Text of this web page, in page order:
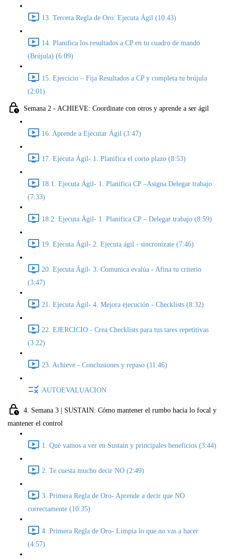
13. Tercera Regla de Oro: Ejecuta Ágil (10:43)
14. Planifica los resultados a CP en tu cuadro de mando
(Brújula) (6:09)
15. Ejercicio – Fija Resultados a CP y completa tu brújula
(2:01)
Semana 2 - ACHIEVE: Coordinate con otros y aprende a ser ágil
16. Aprende a Ejecutar Ágil (3:47)
17. Ejecuta Ágil- 1. Planifica el corto plazo (8:53)
18.1. Ejecuta Ágil- 1. Planifica CP –Asigna:Delegar trabajo
(7:33)
18.2. Ejecuta Ágil- 1. Planifica CP – Delegar trabajo (8:59)
19. Ejecuta Ágil- 2. Ejecuta ágil - sincronízate (7:46)
20. Ejecuta Ágil- 3. Comunica evalúa - Afina tu criterio
(3:47)
21. Ejecuta Ágil- 4. Mejora ejecución - Checklists (8:32)
22. EJERCICIO - Crea Checklists para tus tares repetitivas
(3:22)
23. Achieve - Conclusiones y repaso (11:46)
AUTOEVALUACION
4. Semana 3 | SUSTAIN: Cómo mantener el rumbo hacia lo focal y
mantener el control
1. Qué vamos a ver en Sustain y principales beneficios (3:44)
2. Te cuesta mucho decir NO (2:49)
3. Primera Regla de Oro- Aprende a decir que NO
correctamente (10:35)
4. Primera Regla de Oro- Limpia lo que no vas a hacer
(4:57)